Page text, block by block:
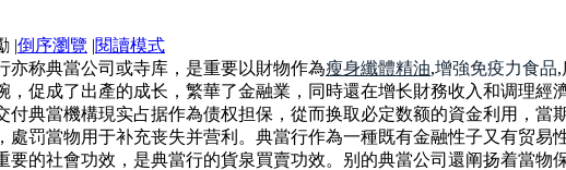
|倒序瀏覽 |閱讀模式
称典當公司或寺库，是重要以財物作為瘦身纖體精油,增強免疫力食品,
促成了出產的成长，繁華了金融業，同時還在增长財務收入和调理經
典當機構現实占据作為债权担保，從而换取必定数额的資金利用，當
罚當物用于补充丧失并营利。典當行作為一種既有金融性子又有贸易
的社會功效，是典當行的貨泉買賣功效。别的典當公司還阐扬着當物